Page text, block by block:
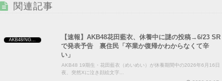
Powered by livedoor 相互RSS
関連記事
【速報】AKB48花田藍衣、休養中に謎の投稿→6/23 SR
で発表予告 裏住民「卒業か復帰かわからなくて辛
い」
AKB48 19期生・花田藍衣（めいめい）が休養期間中の2026年6月16日
夜、突然Xに泣き顔絵文字...